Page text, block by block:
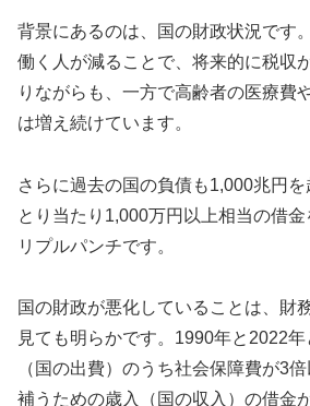
背景にあるのは、国の財政状況です
働く人が減ることで、将来的に税収
りながらも、一方で高齢者の医療費
は増え続けています。
さらに過去の国の負債も1,000兆円
とり当たり1,000万円以上相当の借
リプルパンチです。
国の財政が悪化していることは、財
見ても明らかです。1990年と2022
（国の出費）のうち社会保障費が3
補うための歳入（国の収入）の借金